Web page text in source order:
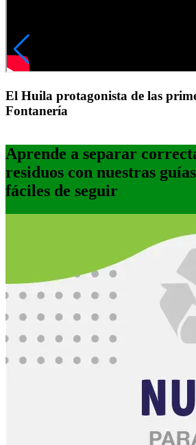
El Huila protagonista de las
Fontanería
Aprende a separar
residuos con nuestras
fáciles de seguir